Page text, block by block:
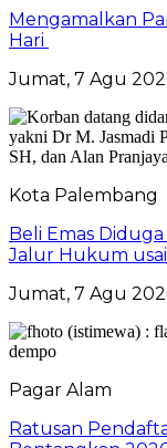
Mengamalkan
Hari
Jumat, 7 Agu
Kota Palembang
Beli Emas
Jalur Hukum
Jumat, 7 Agu
Pagar Alam
Ratusan